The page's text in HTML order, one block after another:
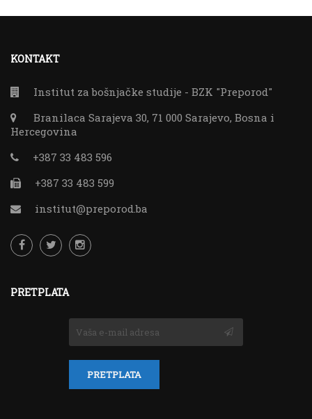
KONTAKT
Institut za bošnjačke studije - BZK "Preporod"
Branilaca Sarajeva 30, 71 000 Sarajevo, Bosna i
Hercegovina
+387 33 483 596
+387 33 483 599
institut@preporod.ba
PRETPLATA